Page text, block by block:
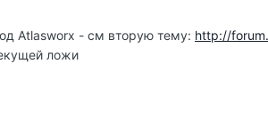
Atlasworx - см вторую тему: http://
ложи